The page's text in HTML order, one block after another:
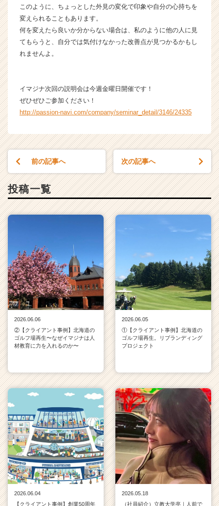
このように、ちょっとした外見の変化で印象や自分の心持ちを
変えられることもあります。
何を変えたら良いか分からない場合は、私のように他の人に見
てもらうと、自分では気付けなかった改善点が見つかるかもし
れませんよ。
イマジナ次回の説明会は今週金曜日開催です！
ぜひぜひご参加ください！
http://passion-navi.com/company/seminar_detail/3146/24335
前の記事へ 次の記事へ
投稿一覧
2026.06.06
②【クライアント事例】北海道の
ゴルフ場再生〜なぜイマジナは人
材教育に力を入れるのか〜
2026.06.05
①【クライアント事例】北海道の
ゴルフ場再生。リブランディング
プロジェクト
2026.06.04
【クライアント事例】創業50周年
2026.05.18
（社員紹介）立教大学卒｜人前で